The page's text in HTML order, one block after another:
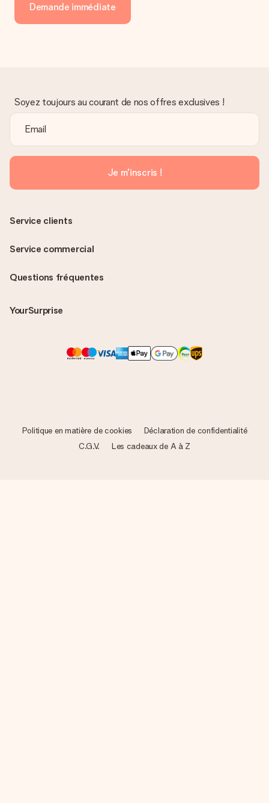
Demande immédiate
Soyez toujours au courant de nos offres exclusives !
Je m'inscris !
Questions fréquentes
YourSurprise
Service clients
Service commercial
Politique en matière de cookies
Déclaration de confidentialité
C.G.V.
Les cadeaux de A à Z